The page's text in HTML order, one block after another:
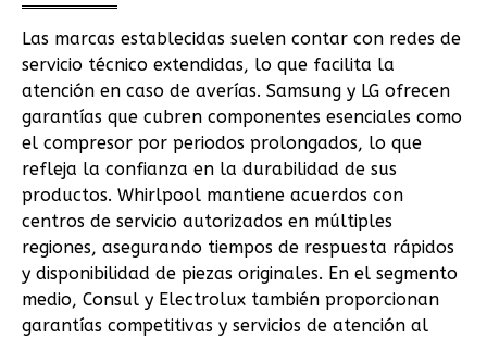
Las marcas establecidas suelen contar con redes de
servicio técnico extendidas, lo que facilita la
atención en caso de averías. Samsung y LG ofrecen
garantías que cubren componentes esenciales como
el compresor por periodos prolongados, lo que
refleja la confianza en la durabilidad de sus
productos. Whirlpool mantiene acuerdos con
centros de servicio autorizados en múltiples
regiones, asegurando tiempos de respuesta rápidos
y disponibilidad de piezas originales. En el segmento
medio, Consul y Electrolux también proporcionan
garantías competitivas y servicios de atención al